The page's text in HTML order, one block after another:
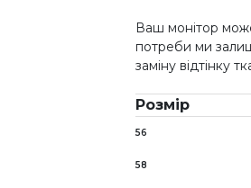
Ваш монітор
потреби ми
заміну відтінку
Розмір
56
58